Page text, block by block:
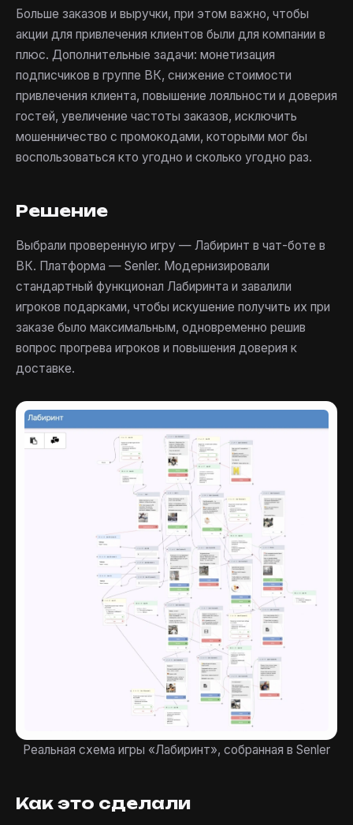
Больше заказов и выручки, при этом важно, чтобы
акции для привлечения клиентов были для компании в
плюс. Дополнительные задачи: монетизация
подписчиков в группе ВК, снижение стоимости
привлечения клиента, повышение лояльности и доверия
гостей, увеличение частоты заказов, исключить
мошенничество с промокодами, которыми мог бы
воспользоваться кто угодно и сколько угодно раз.
Решение
Выбрали проверенную игру — Лабиринт в чат-боте в
ВК. Платформа — Senler. Модернизировали
стандартный функционал Лабиринта и завалили
игроков подарками, чтобы искушение получить их при
заказе было максимальным, одновременно решив
вопрос прогрева игроков и повышения доверия к
доставке.
Реальная схема игры «Лабиринт», собранная в Senler
Как это сделали